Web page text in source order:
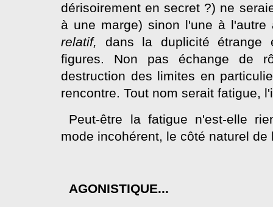
dérisoirement en secret ?) ne
à une marge) sinon l'une à
relatif, dans la duplicité
figures. Non pas échange de
destruction des limites en
rencontre. Tout nom serait fatigue,
Peut-être la fatigue n'est-elle
mode incohérent, le côté naturel de
AGONISTIQUE...